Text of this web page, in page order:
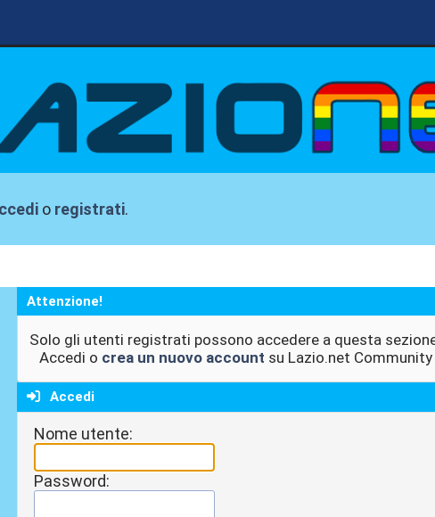
o registrati.
Attenzione!
Solo gli utenti registrati possono accedere a questa
Accedi o crea un nuovo account su Lazio.net Community
Accedi
Nome utente:
Password: